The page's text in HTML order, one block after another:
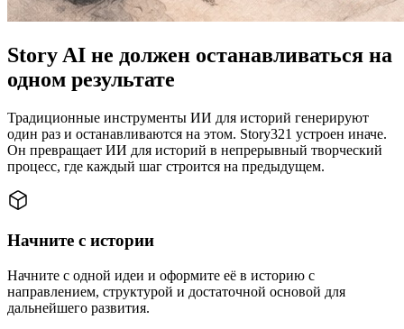
Story AI не должен останавливаться на
одном результате
Традиционные инструменты ИИ для историй генерируют
один раз и останавливаются на этом. Story321 устроен иначе.
Он превращает ИИ для историй в непрерывный творческий
процесс, где каждый шаг строится на предыдущем.
Начните с истории
Начните с одной идеи и оформите её в историю с
направлением, структурой и достаточной основой для
дальнейшего развития.